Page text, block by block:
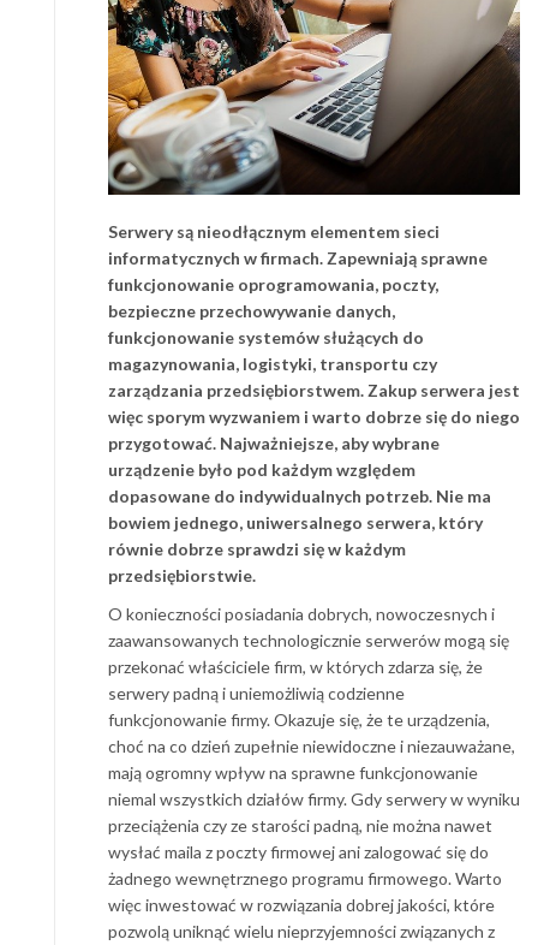
Serwery są nieodłącznym elementem sieci
informatycznych w firmach. Zapewniają sprawne
funkcjonowanie oprogramowania, poczty,
bezpieczne przechowywanie danych,
funkcjonowanie systemów służących do
magazynowania, logistyki, transportu czy
zarządzania przedsiębiorstwem. Zakup serwera jest
więc sporym wyzwaniem i warto dobrze się do niego
przygotować. Najważniejsze, aby wybrane
urządzenie było pod każdym względem
dopasowane do indywidualnych potrzeb. Nie ma
bowiem jednego, uniwersalnego serwera, który
równie dobrze sprawdzi się w każdym
przedsiębiorstwie.
O konieczności posiadania dobrych, nowoczesnych i
zaawansowanych technologicznie serwerów mogą się
przekonać właściciele firm, w których zdarza się, że
serwery padną i uniemożliwią codzienne
funkcjonowanie firmy. Okazuje się, że te urządzenia,
choć na co dzień zupełnie niewidoczne i niezauważane,
mają ogromny wpływ na sprawne funkcjonowanie
niemal wszystkich działów firmy. Gdy serwery w wyniku
przeciążenia czy ze starości padną, nie można nawet
wysłać maila z poczty firmowej ani zalogować się do
żadnego wewnętrznego programu firmowego. Warto
więc inwestować w rozwiązania dobrej jakości, które
pozwolą uniknąć wielu nieprzyjemności związanych z